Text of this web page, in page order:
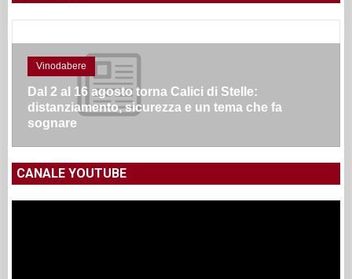
Vinodabere
Dal 2 al 16 agosto torna Calici di Stelle:
distanziamento, sicurezza e un tema che fa
sognare
CANALE YOUTUBE